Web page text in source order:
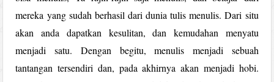
mereka yang sudah berhasil dari dunia tulis menulis. Dari situ
akan anda dapatkan kesulitan, dan kemudahan menyatu
menjadi satu. Dengan begitu, menulis menjadi sebuah
tantangan tersendiri dan, pada akhirnya akan menjadi hobi.